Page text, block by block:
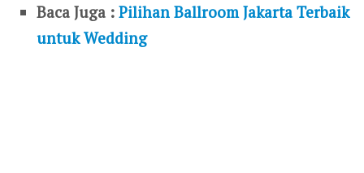
Baca Juga :Pilihan Ballroom Jakarta Terbaik
untuk Wedding